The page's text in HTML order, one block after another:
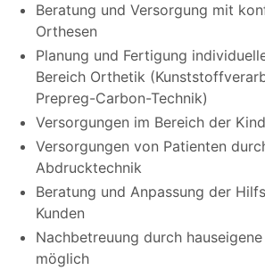
Beratung und Versorgung mit
Orthesen
Planung und Fertigung
Bereich Orthetik
Prepreg-Carbon-Technik)
Versorgungen im Bereich der
Versorgungen von Patienten
Abdrucktechnik
Beratung und Anpassung der
Kunden
Nachbetreuung durch
möglich